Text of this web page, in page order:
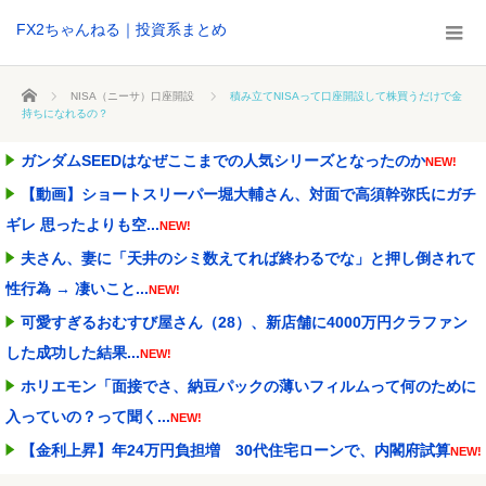
FX2ちゃんねる｜投資系まとめ
ホーム NISA（ニーサ）口座開設
積み立てNISAって口座開設して株買うだけで金
持ちになれるの？
ガンダムSEEDはなぜここまでの人気シリーズとなったのかNEW!
【動画】ショートスリーパー堀大輔さん、対面で高須幹弥氏にガチ
ギレ 思ったよりも空...NEW!
夫さん、妻に「天井のシミ数えてれば終わるでな」と押し倒されて
性行為 → 凄いこと...NEW!
可愛すぎるおむすび屋さん（28）、新店舗に4000万円クラファン
した成功した結果...NEW!
ホリエモン「面接でさ、納豆パックの薄いフィルムって何のために
入っていの？って聞く...NEW!
【金利上昇】年24万円負担増 30代住宅ローンで、内閣府試算NEW!